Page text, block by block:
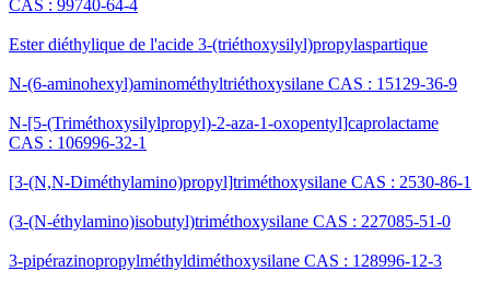
CAS : 99740-64-4
Ester diéthylique de l'acide 3-(triéthoxysilyl)propylaspartique
N-(6-aminohexyl)aminométhyltriéthoxysilane CAS : 15129-36-9
N-[5-(Triméthoxysilylpropyl)-2-aza-1-oxopentyl]caprolactame
CAS : 106996-32-1
[3-(N,N-Diméthylamino)propyl]triméthoxysilane CAS : 2530-86-1
(3-(N-éthylamino)isobutyl)triméthoxysilane CAS : 227085-51-0
3-pipérazinopropylméthyldiméthoxysilane CAS : 128996-12-3